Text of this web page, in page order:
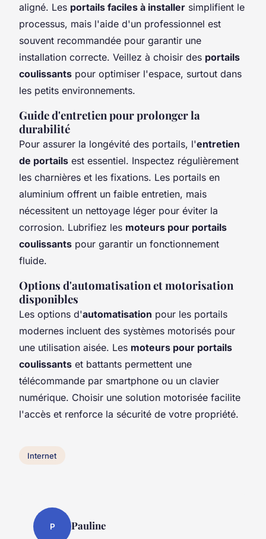
aligné. Les portails faciles à installer simplifient le
processus, mais l'aide d'un professionnel est
souvent recommandée pour garantir une
installation correcte. Veillez à choisir des portails
coulissants pour optimiser l'espace, surtout dans
les petits environnements.
Guide d'entretien pour prolonger la
durabilité
Pour assurer la longévité des portails, l'entretien
de portails est essentiel. Inspectez régulièrement
les charnières et les fixations. Les portails en
aluminium offrent un faible entretien, mais
nécessitent un nettoyage léger pour éviter la
corrosion. Lubrifiez les moteurs pour portails
coulissants pour garantir un fonctionnement
fluide.
Options d'automatisation et motorisation
disponibles
Les options d'automatisation pour les portails
modernes incluent des systèmes motorisés pour
une utilisation aisée. Les moteurs pour portails
coulissants et battants permettent une
télécommande par smartphone ou un clavier
numérique. Choisir une solution motorisée facilite
l'accès et renforce la sécurité de votre propriété.
Internet
P Pauline